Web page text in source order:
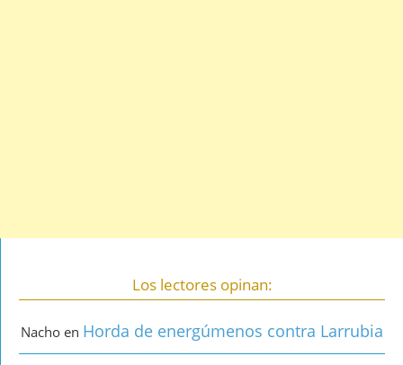
Los lectores opinan:
Nacho en Horda de energúmenos contra Larrubia